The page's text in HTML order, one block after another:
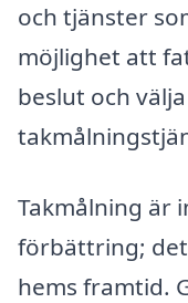
och tjänster
möjlighet att
beslut och
Takmålning är
förbättring;
hems framtid.